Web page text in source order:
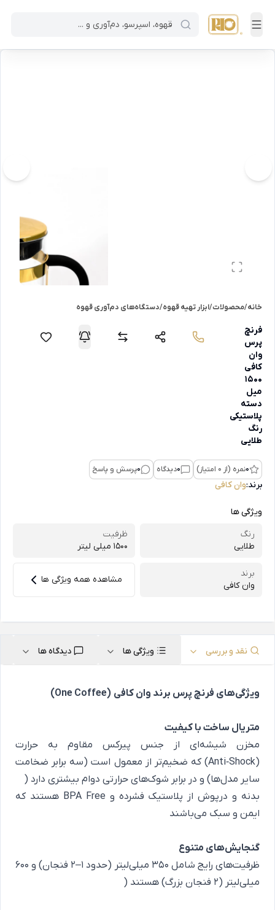
خانه/محصولات/ابزار تهیه قهوه/دستگاه‌های دم‌آوری قهوه
فرنچ
پرس
وان
کافی
1500
میل
دسته
پلاستیکی
رنگ
طلایی
0نمره (از 0 امتیاز) 0دیدگاه 0پرسش و پاسخ
برند:وان کافی
ویژگی ها
رنگ
طلایی
ظرفیت
1500 میلی لیتر
برند
وان کافی
مشاهده همه ویژگی ها
نقد و بررسی ویژگی ها دیدگاه ها
ویژگی‌های فرنچ پرس برند وان کافی (One Coffee)
متریال ساخت با کیفیت
مخزن شیشه‌ای از جنس پیرکس مقاوم به حرارت
(Anti‑Shock) که ضخیم‌تر از معمول است (سه برابر ضخامت
سایر مدل‌ها) و در برابر شوک‌های حرارتی دوام بیشتری دارد (
بدنه و درپوش از پلاستیک فشرده و BPA Free هستند که
ایمن و سبک می‌باشند
گنجایش‌های متنوع
ظرفیت‌های رایج شامل 350 میلی‌لیتر (حدود 1–2 فنجان) و 600
میلی‌لیتر (۲ فنجان بزرگ) هستند (